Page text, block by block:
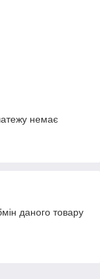
немає
даного товару